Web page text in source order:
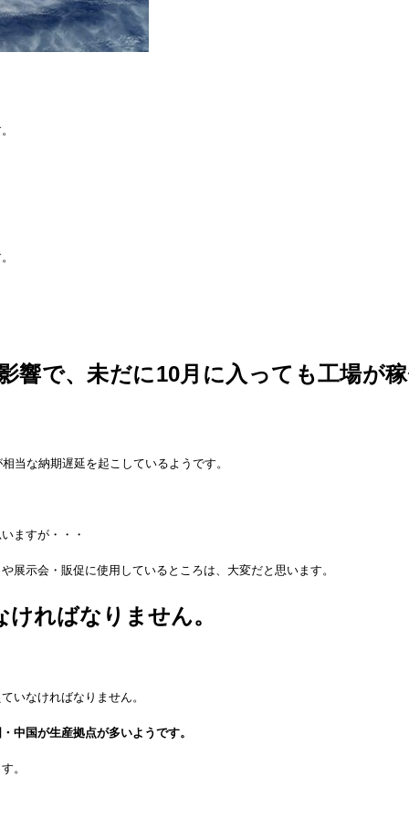
響で、未だに10月に入っても工場が
当な納期遅延を起こしているようです。
ますが・・・
展示会・販促に使用しているところは、大変だと思います。
ればなりません。
いなければなりません。
中国が生産拠点が多いようです。
。